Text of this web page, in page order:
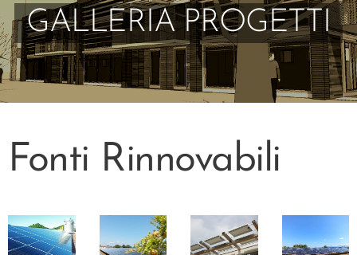
GALLERIA PROGETTI
Fonti Rinnovabili